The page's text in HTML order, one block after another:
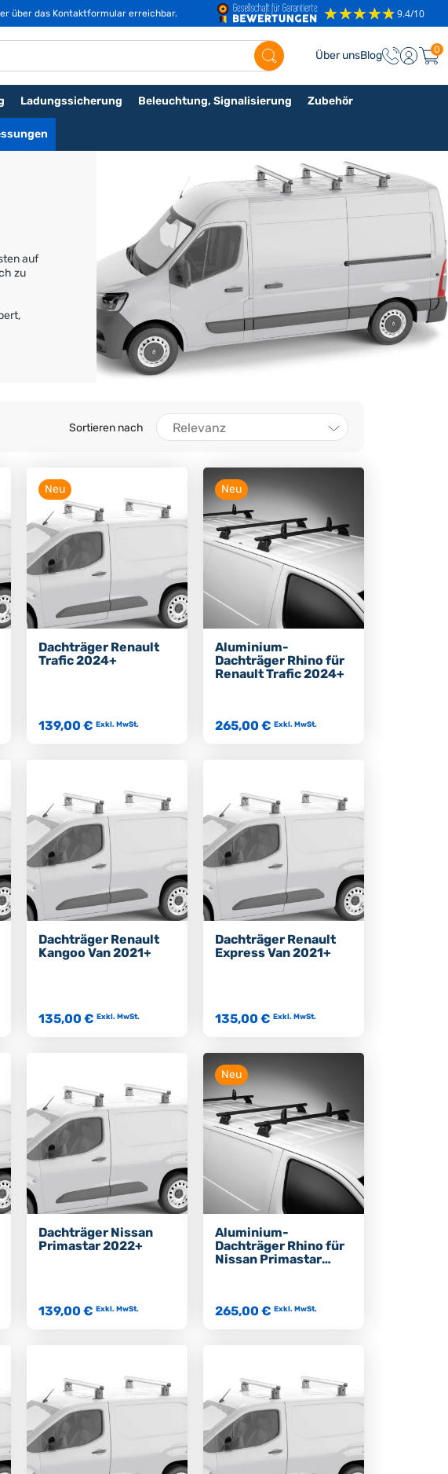
über das Kontaktformular erreichbar.
Über unsBlog 0
Ladungssicherung Beleuchtung, Signalisierung Zubehör
auf
zu
Modell
Sortieren nach Relevanz
Neu
Dachträger Renault
Trafic 2024+
139,00 € Exkl. MwSt.
Neu
Aluminium-
Dachträger Rhino für
Renault Trafic 2024+
265,00 € Exkl. MwSt.
Dachträger Renault
Kangoo Van 2021+
135,00 € Exkl. MwSt.
Dachträger Renault
Express Van 2021+
135,00 € Exkl. MwSt.
Dachträger Nissan
Primastar 2022+
139,00 € Exkl. MwSt.
Neu
Aluminium-
Dachträger Rhino für
Nissan Primastar
265,00 € Exkl. MwSt.